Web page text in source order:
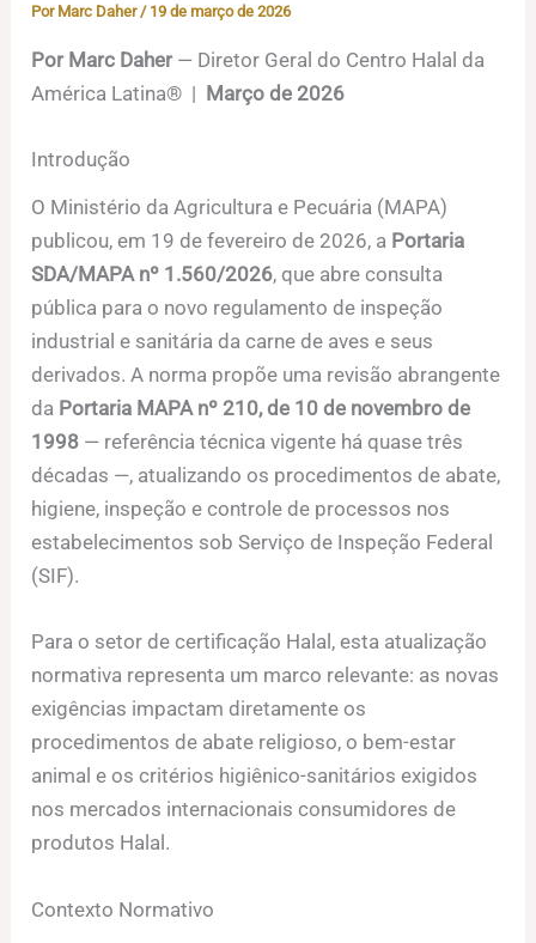
Por Marc Daher/ 19 de março de 2026
Por Marc Daher— Diretor Geral do Centro Halal da
América Latina® | Março de 2026
Introdução
O Ministério da Agricultura e Pecuária (MAPA)
publicou, em 19 de fevereiro de 2026, a Portaria
SDA/MAPA nº 1.560/2026, que abre consulta
pública para o novo regulamento de inspeção
industrial e sanitária da carne de aves e seus
derivados. A norma propõe uma revisão abrangente
da Portaria MAPA nº 210, de 10 de novembro de
1998 — referência técnica vigente há quase três
décadas —, atualizando os procedimentos de abate,
higiene, inspeção e controle de processos nos
estabelecimentos sob Serviço de Inspeção Federal
(SIF).
Para o setor de certificação Halal, esta atualização
normativa representa um marco relevante: as novas
exigências impactam diretamente os
procedimentos de abate religioso, o bem-estar
animal e os critérios higiênico-sanitários exigidos
nos mercados internacionais consumidores de
produtos Halal.
Contexto Normativo